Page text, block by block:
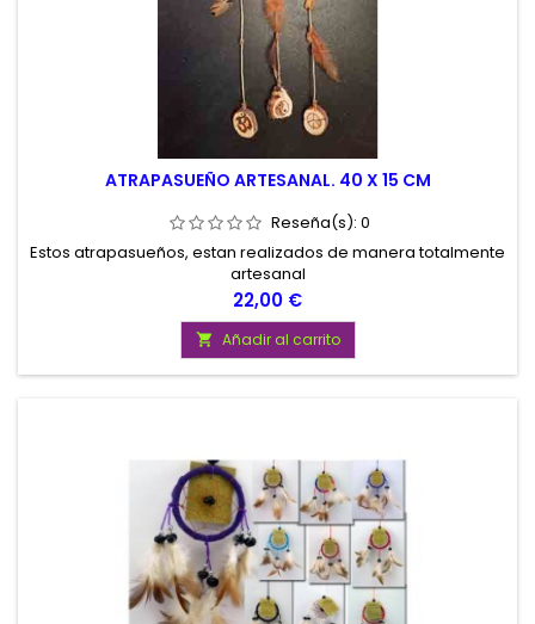
ATRAPASUEÑO ARTESANAL. 40 X 15 CM
Reseña(s): 0
Estos atrapasueños, estan realizados de manera totalmente
artesanal
Precio
22,00 €
 Añadir al carrito